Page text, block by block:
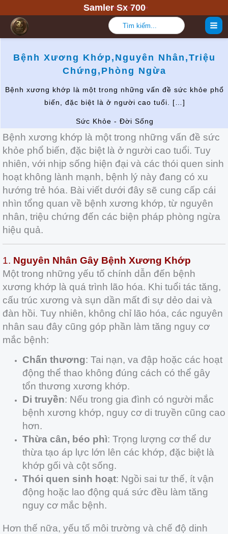
tới
Samler Sx 700
kiếm:
Bệnh Xương Khớp,Nguyên Nhân,Triệu
Chứng,Phòng Ngừa
Bệnh xương khớp là một trong những vấn đề sức khỏe phổ
biến, đặc biệt là ở người cao tuổi. […]
Sức Khỏe - Đời Sống
Bệnh xương khớp là một trong những vấn đề sức
khỏe phổ biến, đặc biệt là ở người cao tuổi. Tuy
nhiên, với nhịp sống hiện đại và các thói quen sinh
hoạt không lành mạnh, bệnh lý này đang có xu
hướng trẻ hóa. Bài viết dưới đây sẽ cung cấp cái
nhìn tổng quan về bệnh xương khớp, từ nguyên
nhân, triệu chứng đến các biện pháp phòng ngừa
hiệu quả.
1. Nguyên Nhân Gây Bệnh Xương Khớp
Một trong những yếu tố chính dẫn đến bệnh
xương khớp là quá trình lão hóa. Khi tuổi tác tăng,
cấu trúc xương và sụn dần mất đi sự dẻo dai và
đàn hồi. Tuy nhiên, không chỉ lão hóa, các nguyên
nhân sau đây cũng góp phần làm tăng nguy cơ
mắc bệnh:
Chấn thương: Tai nạn, va đập hoặc các hoạt
động thể thao không đúng cách có thể gây
tổn thương xương khớp.
Di truyền: Nếu trong gia đình có người mắc
bệnh xương khớp, nguy cơ di truyền cũng cao
hơn.
Thừa cân, béo phì: Trọng lượng cơ thể dư
thừa tạo áp lực lớn lên các khớp, đặc biệt là
khớp gối và cột sống.
Thói quen sinh hoạt: Ngồi sai tư thế, ít vận
động hoặc lao động quá sức đều làm tăng
nguy cơ mắc bệnh.
Hơn thế nữa, yếu tố môi trường và chế độ dinh